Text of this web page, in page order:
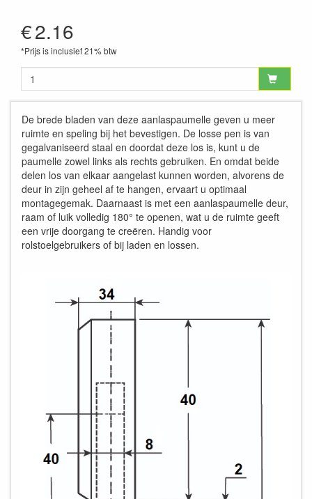
€2.16
*Prijs is inclusief 21% btw
De brede bladen van deze aanlaspaumelle geven u meer
ruimte en speling bij het bevestigen. De losse pen is van
gegalvaniseerd staal en doordat deze los is, kunt u de
paumelle zowel links als rechts gebruiken. En omdat beide
delen los van elkaar aangelast kunnen worden, alvorens de
deur in zijn geheel af te hangen, ervaart u optimaal
montagegemak. Daarnaast is met een aanlaspaumelle deur,
raam of luik volledig 180° te openen, wat u de ruimte geeft
een vrije doorgang te creëren. Handig voor
rolstoelgebruikers of bij laden en lossen.